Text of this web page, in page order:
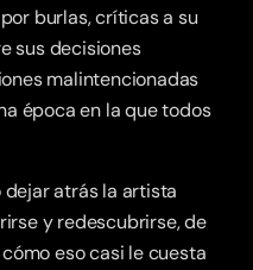
burlas, críticas a su
sus decisiones
malintencionadas
época en la que todos
dejar atrás la artista
y redescubrirse, de
eso casi le cuesta